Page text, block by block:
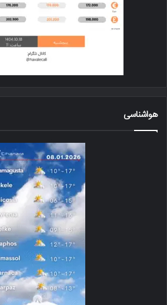
هواشناسی